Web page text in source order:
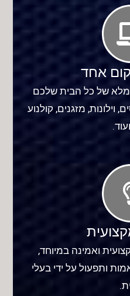
אחד
מלא של כל הבית שלכם
מזגנים, קולנוע
ואמינה במיוחד,
ותפעול על ידי בעלי